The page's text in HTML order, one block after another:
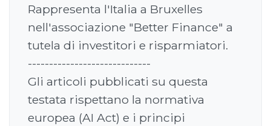
Rappresenta l'Italia a Bruxelles
nell'associazione "Better Finance" a
tutela di investitori e risparmiatori.
-----------------------------
Gli articoli pubblicati su questa
testata rispettano la normativa
europea (AI Act) e i principi